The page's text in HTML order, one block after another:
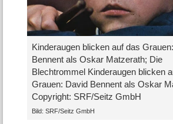
Kinderaugen blicken auf das
Bennent als Oskar Matzerath; Die
Blechtrommel Kinderaugen blicken
Grauen: David Bennent als Oskar
Copyright: SRF/​Seitz GmbH
Bild: SRF/​Seitz GmbH